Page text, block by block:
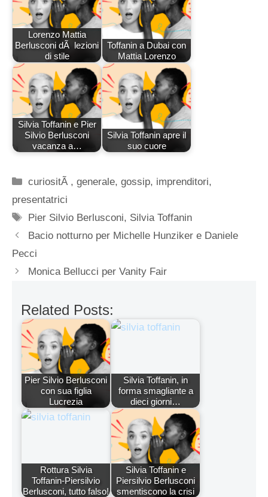
Lorenzo Mattia
Berlusconi dÃ lezioni
di stile
Toffanin a Dubai con
Mattia Lorenzo
Silvia Toffanin e Pier
Silvio Berlusconi
vacanza a…
Silvia Toffanin apre il
suo cuore
Categorie
curiositÃ ,generale,gossip, imprenditori,
presentatrici
Tag
Pier Silvio Berlusconi, Silvia Toffanin
Bacio notturno per Michelle Hunziker e Daniele
Pecci
Monica Bellucci per Vanity Fair
Related Posts:
Pier Silvio Berlusconi
con sua figlia
Lucrezia
Silvia Toffanin, in
forma smagliante a
dieci giorni…
Rottura Silvia
Toffanin-Piersilvio
Berlusconi, tutto falso!
Silvia Toffanin e
Piersilvio Berlusconi
smentiscono la crisi